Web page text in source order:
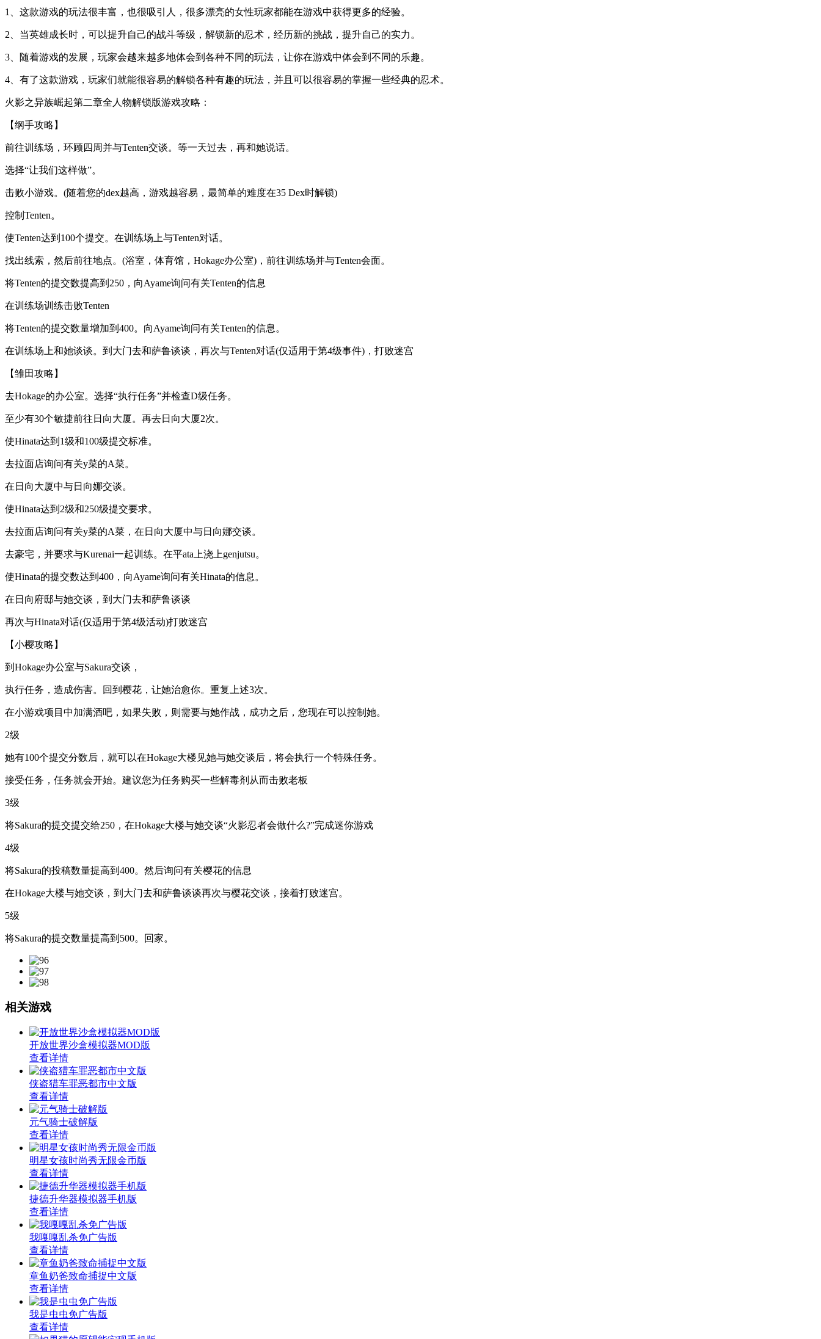
1、这款游戏的玩法很丰富，也很吸引人，很多漂亮的女性玩家都能在游戏中获得更多的经验。
2、当英雄成长时，可以提升自己的战斗等级，解锁新的忍术，经历新的挑战，提升自己的实力。
3、随着游戏的发展，玩家会越来越多地体会到各种不同的玩法，让你在游戏中体会到不同的乐趣。
4、有了这款游戏，玩家们就能很容易的解锁各种有趣的玩法，并且可以很容易的掌握一些经典的忍术。
火影之异族崛起第二章全人物解锁版游戏攻略：
【纲手攻略】
前往训练场，环顾四周并与Tenten交谈。等一天过去，再和她说话。
选择“让我们这样做”。
击败小游戏。(随着您的dex越高，游戏越容易，最简单的难度在35 Dex时解锁)
控制Tenten。
使Tenten达到100个提交。在训练场上与Tenten对话。
找出线索，然后前往地点。(浴室，体育馆，Hokage办公室)，前往训练场并与Tenten会面。
将Tenten的提交数提高到250，向Ayame询问有关Tenten的信息
在训练场训练击败Tenten
将Tenten的提交数量增加到400。向Ayame询问有关Tenten的信息。
在训练场上和她谈谈。到大门去和萨鲁谈谈，再次与Tenten对话(仅适用于第4级事件)，打败迷宫
【雏田攻略】
去Hokage的办公室。选择“执行任务”并检查D级任务。
至少有30个敏捷前往日向大厦。再去日向大厦2次。
使Hinata达到1级和100级提交标准。
去拉面店询问有关y菜的A菜。
在日向大厦中与日向娜交谈。
使Hinata达到2级和250级提交要求。
去拉面店询问有关y菜的A菜，在日向大厦中与日向娜交谈。
去豪宅，并要求与Kurenai一起训练。在平ata上浇上genjutsu。
使Hinata的提交数达到400，向Ayame询问有关Hinata的信息。
在日向府邸与她交谈，到大门去和萨鲁谈谈
再次与Hinata对话(仅适用于第4级活动)打败迷宫
【小樱攻略】
到Hokage办公室与Sakura交谈，
执行任务，造成伤害。回到樱花，让她治愈你。重复上述3次。
在小游戏项目中加满酒吧，如果失败，则需要与她作战，成功之后，您现在可以控制她。
2级
她有100个提交分数后，就可以在Hokage大楼见她与她交谈后，将会执行一个特殊任务。
接受任务，任务就会开始。建议您为任务购买一些解毒剂从而击败老板
3级
将Sakura的提交提交给250，在Hokage大楼与她交谈“火影忍者会做什么?”完成迷你游戏
4级
将Sakura的投稿数量提高到400。然后询问有关樱花的信息
在Hokage大楼与她交谈，到大门去和萨鲁谈谈再次与樱花交谈，接着打败迷宫。
5级
将Sakura的提交数量提高到500。回家。
相关游戏
开放世界沙盒模拟器MOD版
查看详情
侠盗猎车罪恶都市中文版
查看详情
元气骑士破解版
查看详情
明星女孩时尚秀无限金币版
查看详情
捷德升华器模拟器手机版
查看详情
我嘎嘎乱杀免广告版
查看详情
章鱼奶爸致命捕捉中文版
查看详情
我是虫虫免广告版
查看详情